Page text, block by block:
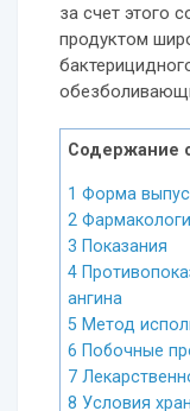
за счет этого
продуктом
Содержание
1 Форма
2
3 Показания
4
ангина
5 Метод
6 Побочные
7
8 Условия